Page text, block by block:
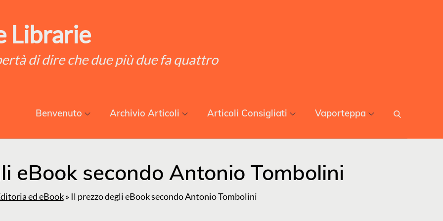
Librarie
di dire che due più due fa quattro
Benvenuto Archivio Articoli Articoli Consigliati Vaporteppa
eBook secondo Antonio Tombolini
ed eBook» Il prezzo degli eBook secondo Antonio Tombolini